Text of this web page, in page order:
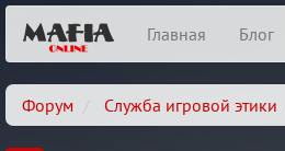
Главная Блог
Форум Служба игровой этики